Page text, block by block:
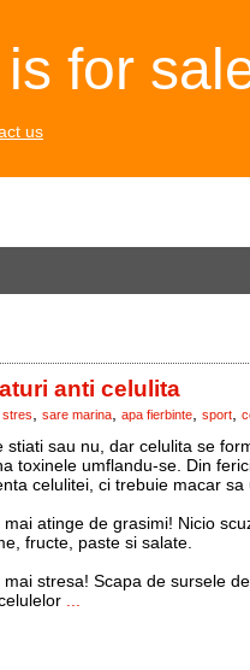
is for
us
anti celulita
stres sare marina apa fierbinte sport
stiati sau nu, dar celulita se
toxinele umflandu-se. Din
celulitei, ci trebuie macar
mai atinge de grasimi! Nicio
fructe, paste si salate.
mai stresa! Scapa de sursele